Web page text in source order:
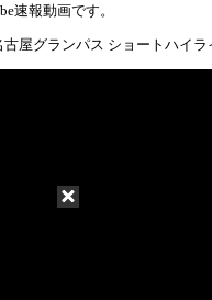
速報動画です。
古屋グランパス ショートハイラ